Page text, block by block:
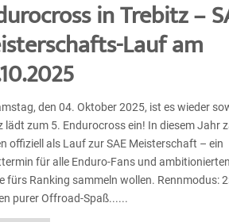
in Trebitz –
Lauf am
den 04. Oktober 2025, ist es wieder
lädt zum 5. Endurocross ein! In diesem Jahr
offiziell als Lauf zur SAE Meisterschaft – ein
für alle Enduro-Fans und
fürs Ranking sammeln wollen. Rennmodus:
purer Offroad-Spaß......